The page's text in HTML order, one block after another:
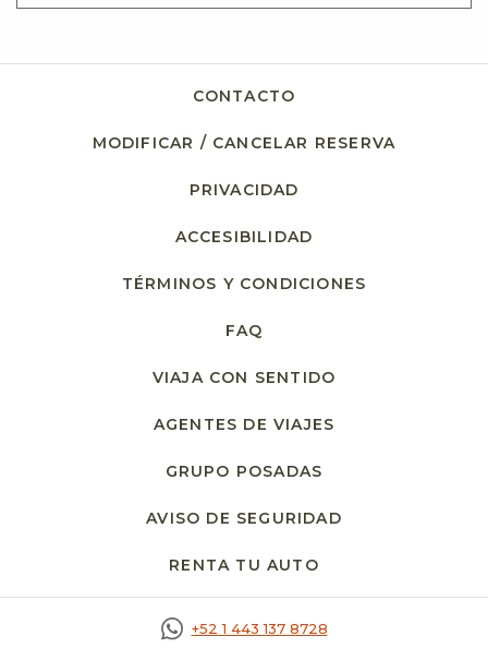
CONTACTO
MODIFICAR / CANCELAR RESERVA
PRIVACIDAD
ACCESIBILIDAD
TÉRMINOS Y CONDICIONES
FAQ
VIAJA CON SENTIDO
AGENTES DE VIAJES
GRUPO POSADAS
AVISO DE SEGURIDAD
RENTA TU AUTO
+52 1 443 137 8728